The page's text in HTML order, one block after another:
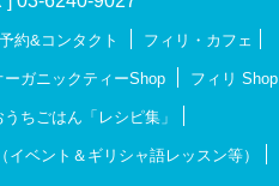
予約&コンタクト フィリ・カフェ
ーガニックティーShop フィリ Shop
ちごはん「レシピ集」
イベント＆ギリシャ語レッスン等）